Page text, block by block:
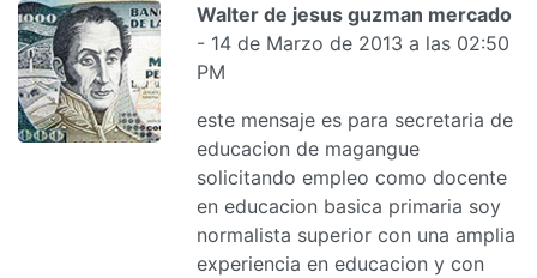
Walter de jesus guzman mercado
- 14 de Marzo de 2013 a las 02:50
PM
este mensaje es para secretaria de
educacion de magangue
solicitando empleo como docente
en educacion basica primaria soy
normalista superior con una amplia
experiencia en educacion y con